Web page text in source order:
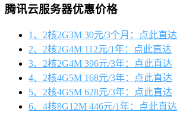
腾讯云服务器优惠价格
1、2核2G3M 30元/3个月：点此直达
2、2核2G4M 112元/1年：点此直达
3、2核2G4M 396元/3年：点此直达
4、2核4G5M 168元/3年：点此直达
5、2核4G5M 628元/3年：点此直达
6、4核8G12M 446元/1年：点此直达